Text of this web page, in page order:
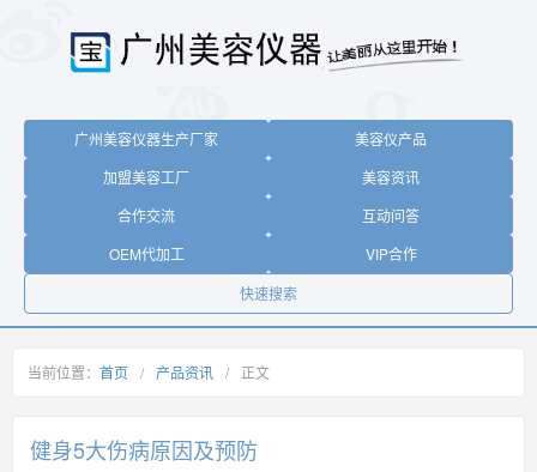
广州美容仪器生产厂家
美容仪产品
加盟美容工厂
美容资讯
合作交流
互动问答
OEM代加工
VIP合作
快速搜索
当前位置： 首页 / 产品资讯 / 正文
健身5大伤病原因及预防